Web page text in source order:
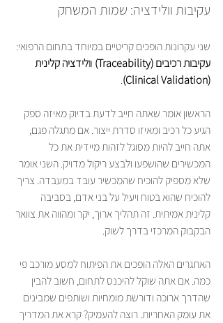
עקיבות וולידציה: שמות המשחק
שני עקרונות הופכים קריטיים במיוחד בתחום הרפואי:
עקיבות רכיבים (Traceability)
וולידציה קלינית
(Clinical Validation)
.
הראשון אומר שאתה חייב לדעת בדיוק מאיזה ספק
הגיע כל רכיב ומאיזו סדרת ייצור. אם מתגלה פגם,
אתה חייב להיות מסוגל לזהות מיידית את כל
המכשירים שהושפעו ולבצע ריקול מדויק. השני אומר
שלא מספיק להוכיח שהמכשיר עובד במעבדה. צריך
להוכיח שהוא בטוח ויעיל על בני אדם, בסביבה
קלינית אמיתית. זה תהליך ארוך, יקר ומהווה את צוואר
הבקבוק המרכזי בדרך לשוק.
האתגרים האלה הופכים את הפיתוח למסע מורכב פי
כמה. אם אתה שוקל להיכנס לתחום, חשוב להבין
שהדרך ארוכה ודורשת מומחיות ושותפים שמבינים
את עומק האחריות. רוצה להעמיק? קרא את המדריך